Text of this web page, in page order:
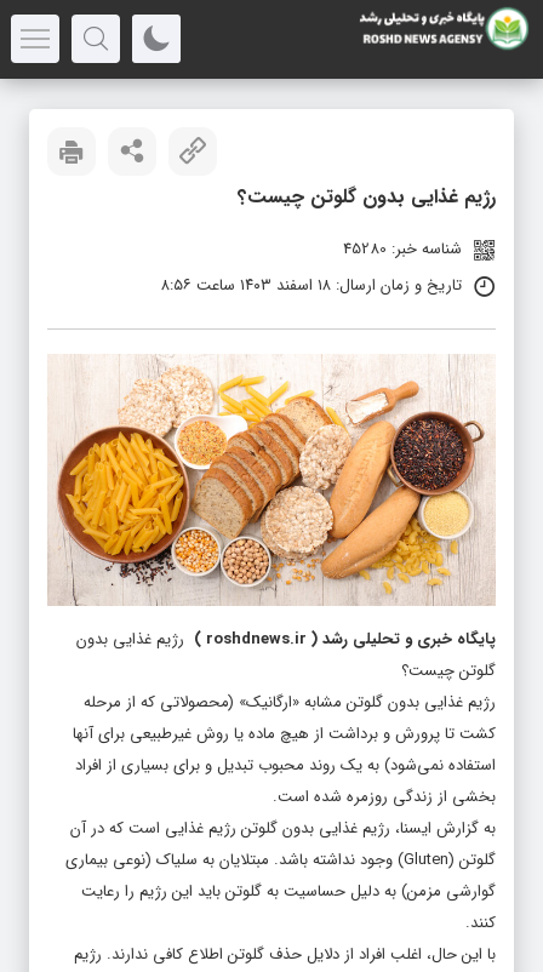
رژیم غذایی بدون گلوتن چیست؟
شناسه خبر: 45280
تاریخ و زمان ارسال: ۱۸ اسفند ۱۴۰۳ ساعت ۸:۵۶
پایگاه خبری و تحلیلی رشد(
roshdnews.ir
) رژیم غذایی بدون
گلوتن چیست؟
رژیم غذایی بدون گلوتن مشابه «ارگانیک» (محصولاتی که از مرحله
کشت تا پرورش و برداشت از هیچ ماده یا روش غیرطبیعی برای آنها
استفاده نمی‌شود) به یک روند محبوب تبدیل و برای بسیاری از افراد
بخشی از زندگی روزمره شده است.
به گزارش ایسنا، رژیم غذایی بدون گلوتن رژیم غذایی است که در آن
گلوتن (Gluten) وجود نداشته باشد. مبتلایان به سلیاک (نوعی بیماری
گوارشی مزمن) به دلیل حساسیت به گلوتن باید این رژیم را رعایت
کنند.
با این حال، اغلب افراد از دلایل حذف گلوتن اطلاع کافی ندارند. رژیم